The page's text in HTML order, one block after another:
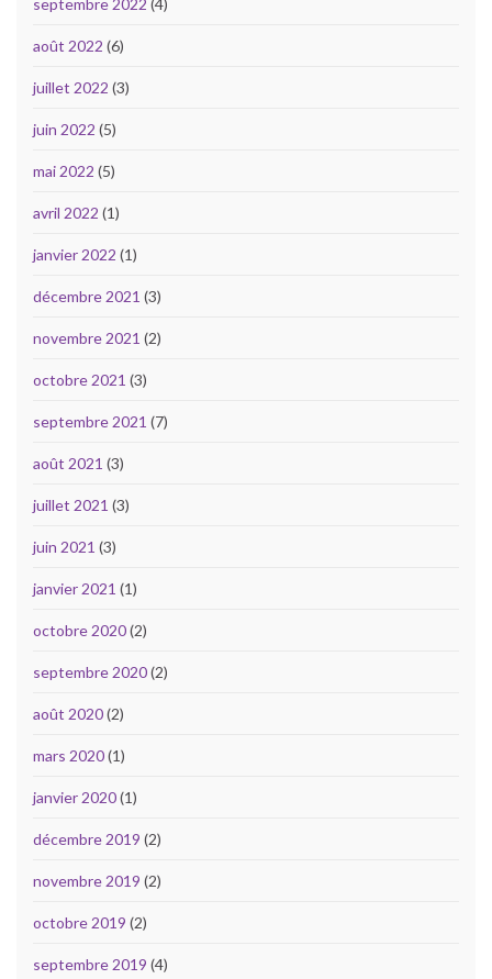
septembre 2022 (4)
août 2022 (6)
juillet 2022 (3)
juin 2022 (5)
mai 2022 (5)
avril 2022 (1)
janvier 2022 (1)
décembre 2021 (3)
novembre 2021 (2)
octobre 2021 (3)
septembre 2021 (7)
août 2021 (3)
juillet 2021 (3)
juin 2021 (3)
janvier 2021 (1)
octobre 2020(2)
septembre 2020(2)
août 2020(2)
mars 2020(1)
janvier 2020(1)
décembre 2019 (2)
novembre 2019 (2)
octobre 2019 (2)
septembre 2019 (4)